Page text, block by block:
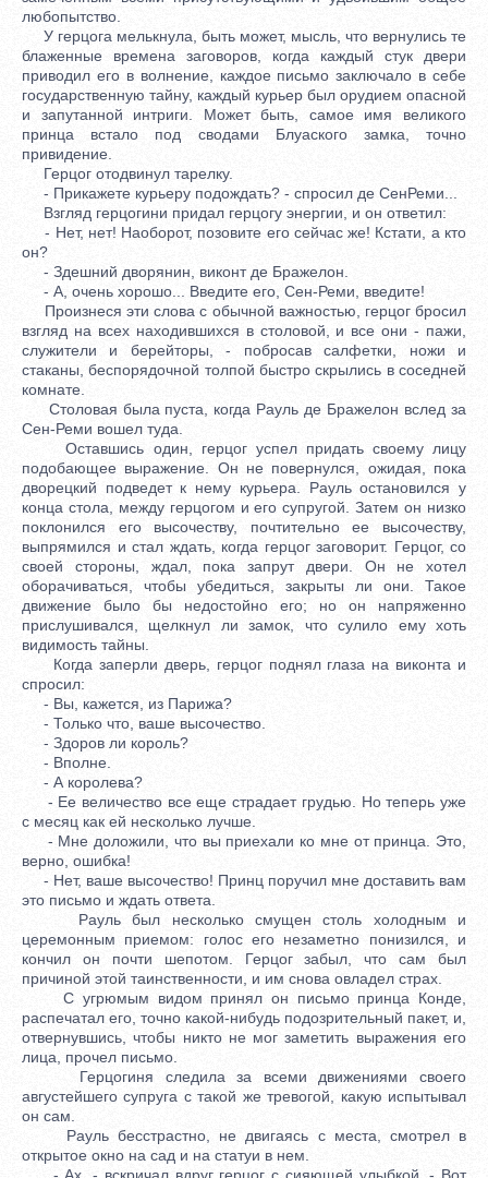
любопытство.
У герцога мелькнула, быть может, мысль, что вернулись те
блаженные времена заговоров, когда каждый стук двери
приводил его в волнение, каждое письмо заключало в себе
государственную тайну, каждый курьер был орудием опасной
и запутанной интриги. Может быть, самое имя великого
принца встало под сводами Блуаского замка, точно
привидение.
Герцог отодвинул тарелку.
- Прикажете курьеру подождать? - спросил де СенРеми...
Взгляд герцогини придал герцогу энергии, и он ответил:
- Нет, нет! Наоборот, позовите его сейчас же! Кстати, а кто
он?
- Здешний дворянин, виконт де Бражелон.
- А, очень хорошо... Введите его, Сен-Реми, введите!
Произнеся эти слова с обычной важностью, герцог бросил
взгляд на всех находившихся в столовой, и все они - пажи,
служители и берейторы, - побросав салфетки, ножи и
стаканы, беспорядочной толпой быстро скрылись в соседней
комнате.
Столовая была пуста, когда Рауль де Бражелон вслед за
Сен-Реми вошел туда.
Оставшись один, герцог успел придать своему лицу
подобающее выражение. Он не повернулся, ожидая, пока
дворецкий подведет к нему курьера. Рауль остановился у
конца стола, между герцогом и его супругой. Затем он низко
поклонился его высочеству, почтительно ее высочеству,
выпрямился и стал ждать, когда герцог заговорит. Герцог, со
своей стороны, ждал, пока запрут двери. Он не хотел
оборачиваться, чтобы убедиться, закрыты ли они. Такое
движение было бы недостойно его; но он напряженно
прислушивался, щелкнул ли замок, что сулило ему хоть
видимость тайны.
Когда заперли дверь, герцог поднял глаза на виконта и
спросил:
- Вы, кажется, из Парижа?
- Только что, ваше высочество.
- Здоров ли король?
- Вполне.
- А королева?
- Ее величество все еще страдает грудью. Но теперь уже
с месяц как ей несколько лучше.
- Мне доложили, что вы приехали ко мне от принца. Это,
верно, ошибка!
- Нет, ваше высочество! Принц поручил мне доставить вам
это письмо и ждать ответа.
Рауль был несколько смущен столь холодным и
церемонным приемом: голос его незаметно понизился, и
кончил он почти шепотом. Герцог забыл, что сам был
причиной этой таинственности, и им снова овладел страх.
С угрюмым видом принял он письмо принца Конде,
распечатал его, точно какой-нибудь подозрительный пакет, и,
отвернувшись, чтобы никто не мог заметить выражения его
лица, прочел письмо.
Герцогиня следила за всеми движениями своего
августейшего супруга с такой же тревогой, какую испытывал
он сам.
Рауль бесстрастно, не двигаясь с места, смотрел в
открытое окно на сад и на статуи в нем.
- Ах, - вскричал вдруг герцог с сияющей улыбкой. - Вот